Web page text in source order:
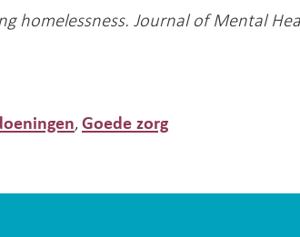
homelessness. Journal of Mental
, Goede zorg